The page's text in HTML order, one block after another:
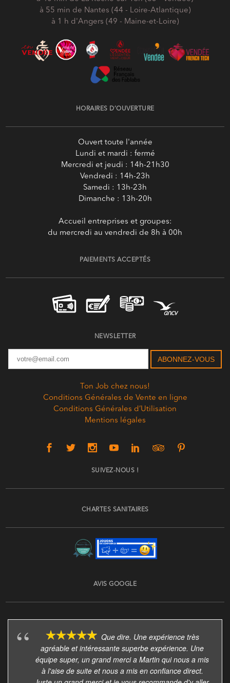
à 55 min de Nantes (44 - Loire-Atlantique)
à 1 h d'Angers (49 - Maine-et-Loire)
HORAIRES D’OUVERTURE
Ouvert toute l'année
Lundi et mardi : fermé
Mercredi et jeudi : 14h-21h30
Vendredi : 14h-23h
Samedi : 13h-23h
Dimanche : 13h-20h
Accueil entreprises et groupes:
du mercredi au vendredi de 8h à 00h
PAIEMENTS ACCEPTÉS
NEWSLETTER
Ton Job chez nous!
Conditions Générales de Vente en ligne
Conditions Générales d’Utilisation
Mentions légales
SUIVEZ-NOUS !
CHARTES SANITAIRES
AVIS GOOGLE
Que dire. Une expérience très
agréable et intéressante superbe expérience. Une
équipe super, un grand merci a Martin qui nous a mis
à l'aise de suite et nous a mis en confiance direct.